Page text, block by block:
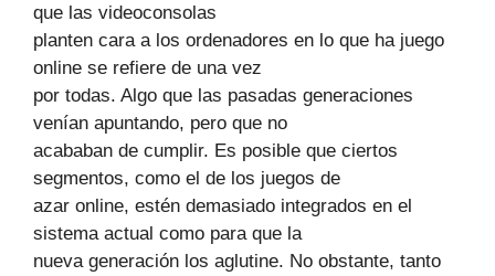
que las videoconsolas
planten cara a los ordenadores en lo que ha juego
online se refiere de una vez
por todas. Algo que las pasadas generaciones
venían apuntando, pero que no
acababan de cumplir. Es posible que ciertos
segmentos, como el de los juegos de
azar online, estén demasiado integrados en el
sistema actual como para que la
nueva generación los aglutine. No obstante, tanto